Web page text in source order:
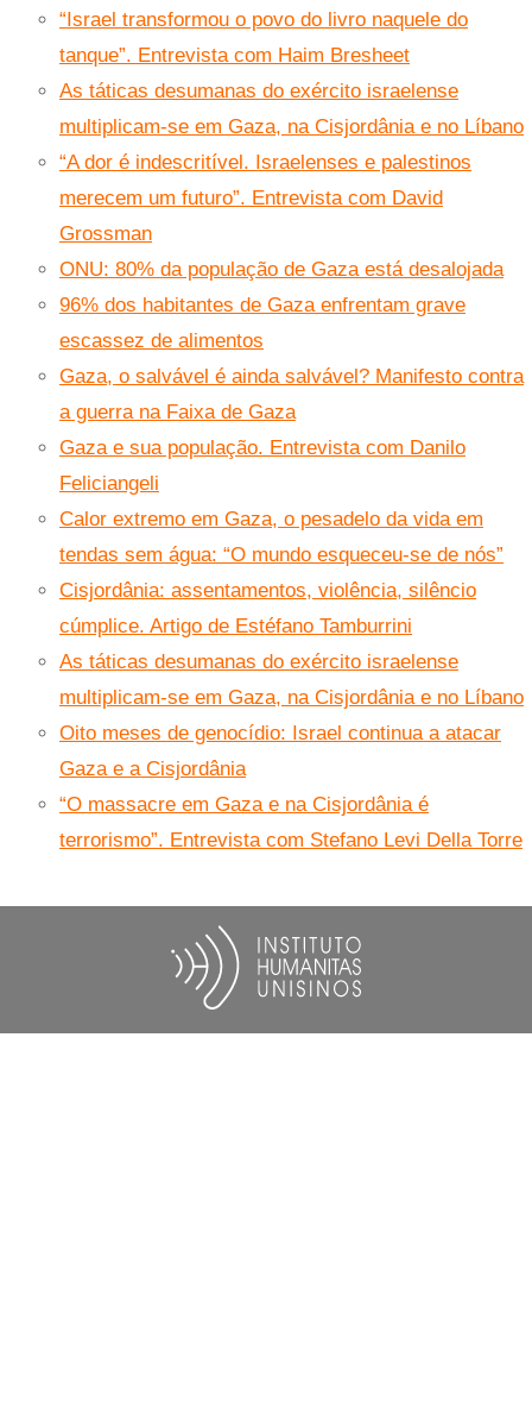
“Israel transformou o povo do livro naquele do
tanque”. Entrevista com Haim Bresheet
As táticas desumanas do exército israelense
multiplicam-se em Gaza, na Cisjordânia e no Líbano
“A dor é indescritível. Israelenses e palestinos
merecem um futuro”. Entrevista com David
Grossman
ONU: 80% da população de Gaza está desalojada
96% dos habitantes de Gaza enfrentam grave
escassez de alimentos
Gaza, o salvável é ainda salvável? Manifesto contra
a guerra na Faixa de Gaza
Gaza e sua população. Entrevista com Danilo
Feliciangeli
Calor extremo em Gaza, o pesadelo da vida em
tendas sem água: “O mundo esqueceu-se de nós”
Cisjordânia: assentamentos, violência, silêncio
cúmplice. Artigo de Estéfano Tamburrini
As táticas desumanas do exército israelense
multiplicam-se em Gaza, na Cisjordânia e no Líbano
Oito meses de genocídio: Israel continua a atacar
Gaza e a Cisjordânia
“O massacre em Gaza e na Cisjordânia é
terrorismo”. Entrevista com Stefano Levi Della Torre